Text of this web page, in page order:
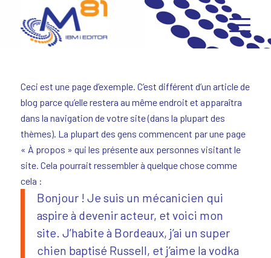
Ceci est une page d’exemple. C’est différent d’un article de
blog parce qu’elle restera au même endroit et apparaîtra
dans la navigation de votre site (dans la plupart des
thèmes). La plupart des gens commencent par une page
« À propos » qui les présente aux personnes visitant le
site. Cela pourrait ressembler à quelque chose comme
cela :
Bonjour ! Je suis un mécanicien qui
aspire à devenir acteur, et voici mon
site. J’habite à Bordeaux, j’ai un super
chien baptisé Russell, et j’aime la vodka